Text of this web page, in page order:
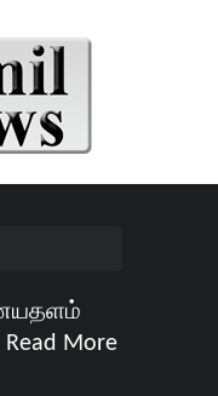
Read More